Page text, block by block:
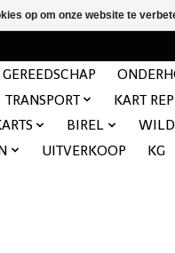
GEREEDSCHAP
TRANSPORT KART
BIREL
UITVERKOOP KG
op om onze website te